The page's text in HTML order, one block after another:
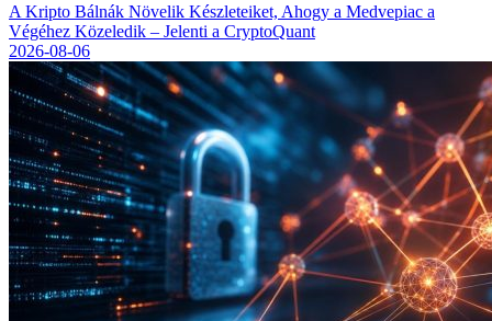
A Kripto Bálnák Növelik Készleteiket, Ahogy a Medvepiac a
Végéhez Közeledik – Jelenti a CryptoQuant
2026-08-06